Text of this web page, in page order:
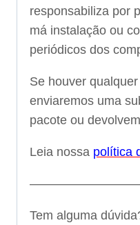
responsabiliza por
má instalação ou
periódicos dos
Se houver
enviaremos uma
pacote ou
Leia nossa política
Tem alguma